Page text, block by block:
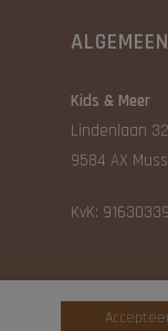
ALGEMEEN
Kids & Meer
Lindenlaan
9584 AX
KvK: